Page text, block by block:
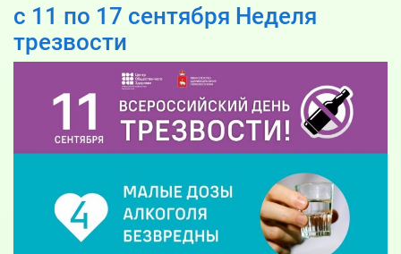
с 11 по 17 сентября Неделя
трезвости